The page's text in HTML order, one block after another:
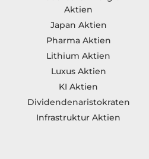
Aktien
Japan Aktien
Pharma Aktien
Lithium Aktien
Luxus Aktien
KI Aktien
Dividendenaristokraten
Infrastruktur Aktien